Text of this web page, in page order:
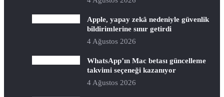
Apple, yapay zekâ nedeniyle güvenlik
bildirimlerine sınır getirdi
4 Ağustos 2026
WhatsApp’ın Mac betası güncelleme
takvimi seçeneği kazanıyor
4 Ağustos 2026